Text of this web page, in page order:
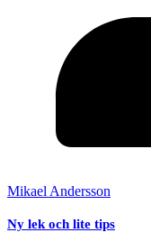
Mikael Andersson
Ny lek och lite tips